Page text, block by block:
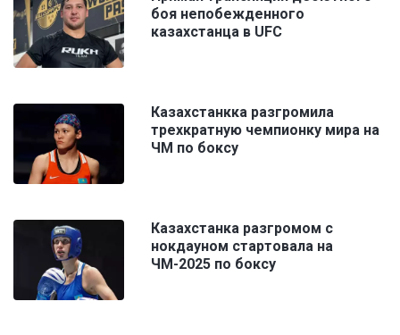
боя непобежденного
казахстанца в UFC
Казахстанкка разгромила
трехкратную чемпионку мира на
ЧМ по боксу
Казахстанка разгромом с
нокдауном стартовала на
ЧМ-2025 по боксу